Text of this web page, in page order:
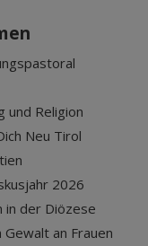
und Religion
Neu Tirol
2026
in der Diözese
Gewalt an Frauen